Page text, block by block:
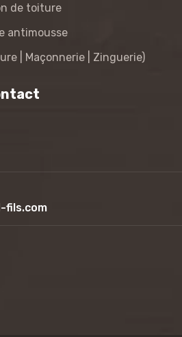
de toiture
antimousse
| Maçonnerie | Zinguerie)
fils.com